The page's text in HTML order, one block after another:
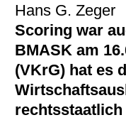
Hans G. Zeger
Scoring war
BMASK am
(VKrG) hat es
rechtsstaatlich